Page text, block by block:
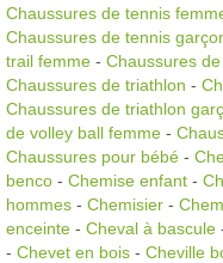
Chaussures de tennis
Chaussures de tennis
trail femme - Chaussures
Chaussures de triathlon -
Chaussures de triathlon
de volley ball femme -
Chaussures pour bébé -
benco - Chemise enfant -
hommes - Chemisier -
enceinte - Cheval à bascule
- Chevet en bois - Cheville